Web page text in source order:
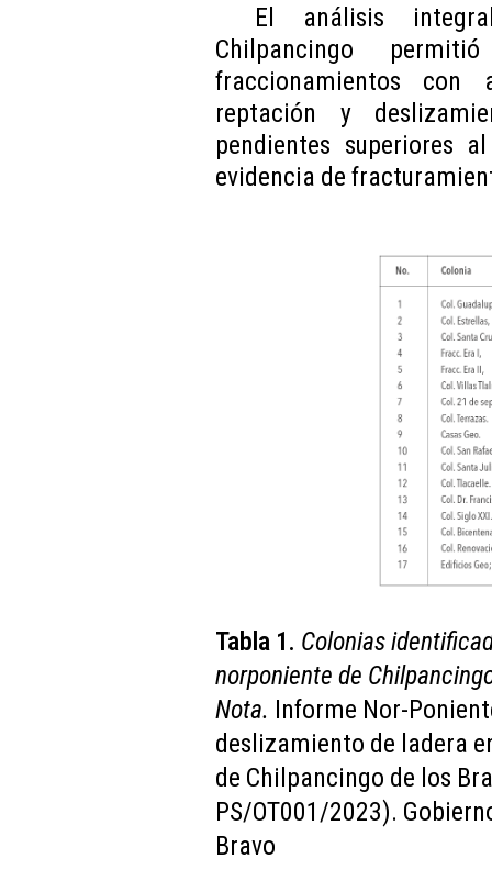
El análisis
Chilpancingo
fraccionamientos
reptación y
pendientes superiores
evidencia de
Tabla 1. Colonias
norponiente de
Nota. Informe Nor-
deslizamiento de ladera
de Chilpancingo de los
PS/OT001/2023).
Bravo